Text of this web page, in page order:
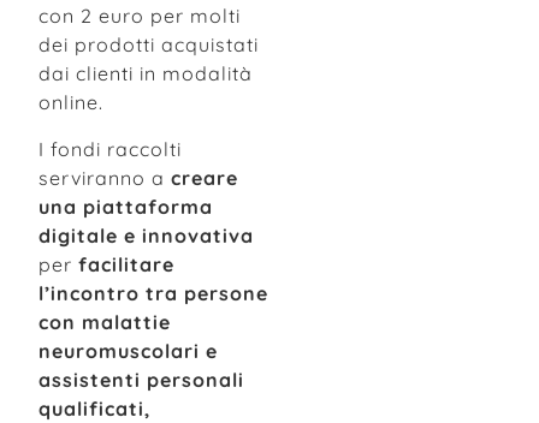
con 2 euro per molti
dei prodotti acquistati
dai clienti in modalità
online.
I fondi raccolti
serviranno a creare
una piattaforma
digitale e innovativa
per facilitare
l’incontro tra persone
con malattie
neuromuscolari e
assistenti personali
qualificati,